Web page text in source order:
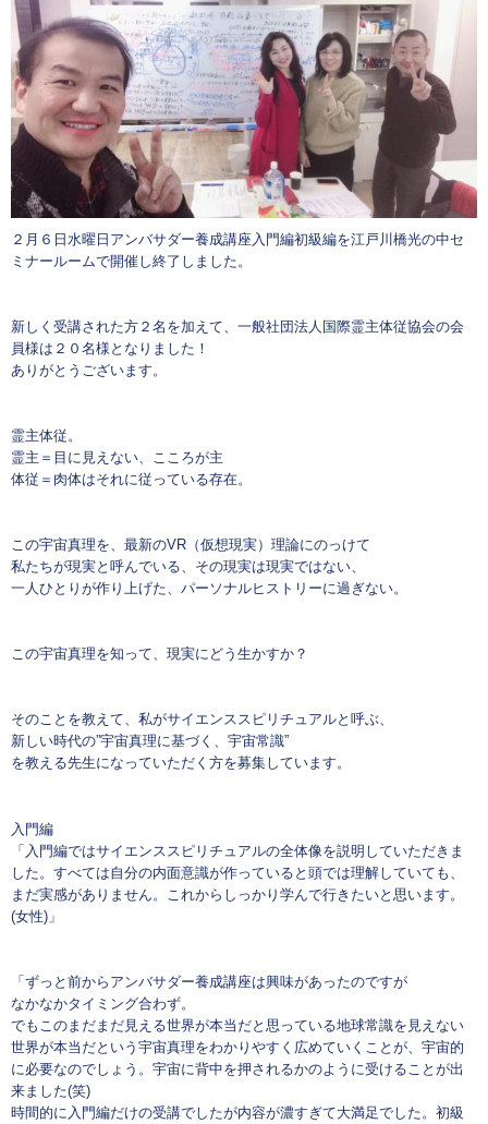
２月６日水曜日アンバサダー養成講座入門編初級編を江戸川橋光の中セ
ミナールームで開催し終了しました。
新しく受講された方２名を加えて、一般社団法人国際霊主体従協会の会
員様は２０名様となりました！
ありがとうございます。
霊主体従。
霊主＝目に見えない、こころが主
体従＝肉体はそれに従っている存在。
この宇宙真理を、最新のVR（仮想現実）理論にのっけて
私たちが現実と呼んでいる、その現実は現実ではない、
一人ひとりが作り上げた、パーソナルヒストリーに過ぎない。
この宇宙真理を知って、現実にどう生かすか？
そのことを教えて、私がサイエンススピリチュアルと呼ぶ、
新しい時代の”宇宙真理に基づく、宇宙常識”
を教える先生になっていただく方を募集しています。
入門編
「入門編ではサイエンススピリチュアルの全体像を説明していただきま
した。すべては自分の内面意識が作っていると頭では理解していても、
まだ実感がありません。これからしっかり学んで行きたいと思います。
(女性)」
「ずっと前からアンバサダー養成講座は興味があったのですが
なかなかタイミング合わず。
でもこのまだまだ見える世界が本当だと思っている地球常識を見えない
世界が本当だという宇宙真理をわかりやすく広めていくことが、宇宙的
に必要なのでしょう。宇宙に背中を押されるかのように受けることが出
来ました(笑)
時間的に入門編だけの受講でしたが内容が濃すぎて大満足でした。初級